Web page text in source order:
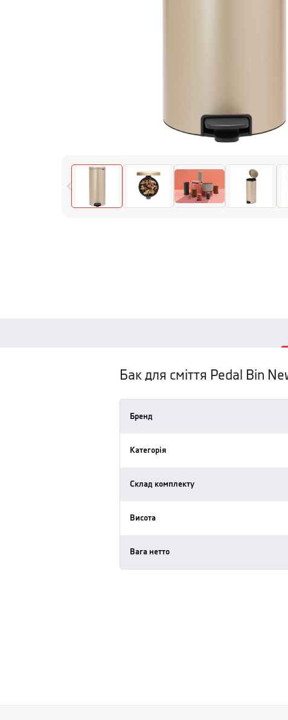
Бак для сміття Pedal Bin
Бренд
Категорія
Склад комплекту
Висота
Вага нетто